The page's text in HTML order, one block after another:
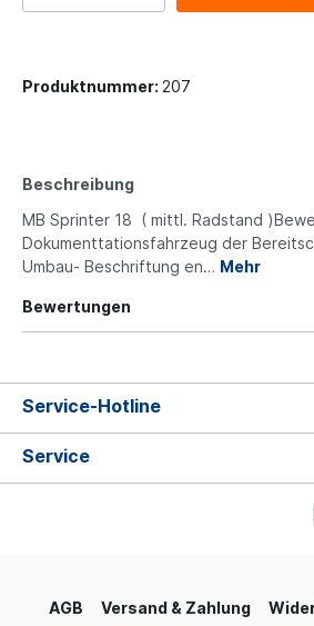
Produktnummer: 207
Beschreibung
MB Sprinter 18 ( mittl. Radstand
Dokumenttationsfahrzeug der
Umbau- Beschriftung en… Mehr
Bewertungen
Service-Hotline
Service
AGB Versand & Zahlung